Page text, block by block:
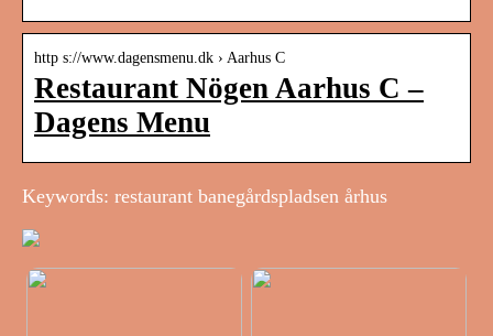
http s://www.dagensmenu.dk › Aarhus C
Restaurant Nögen Aarhus C –
Dagens Menu
Keywords: restaurant banegårdspladsen århus